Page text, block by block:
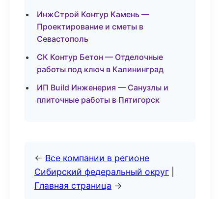
ИнжСтрой Контур Камень —
Проектирование и сметы в
Севастополь
СК Контур Бетон — Отделочные
работы под ключ в Калининград
ИП Build Инженерия — Санузлы и
плиточные работы в Пятигорск
← Все компании в регионе
Сибирский федеральный округ
Главная страница →